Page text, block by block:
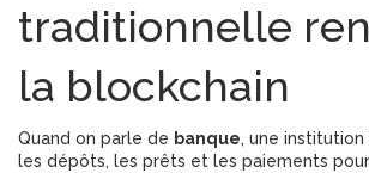
traditionnelle
la blockchain
Quand on parle de banque, une institution
les dépôts, les prêts et les paiements